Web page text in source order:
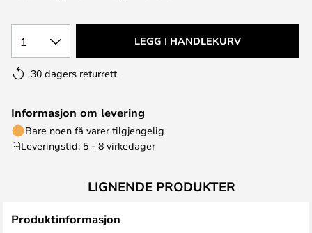
1 LEGG I HANDLEKURV
30 dagers returrett
Informasjon om levering
Bare noen få varer tilgjengelig
Leveringstid: 5 - 8 virkedager
LIGNENDE PRODUKTER
Produktinformasjon